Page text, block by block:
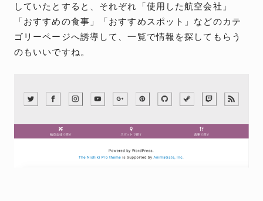
していたとすると、それぞれ「使用した航空会社」
「おすすめの食事」「おすすめスポット」などのカテ
ゴリーページへ誘導して、一覧で情報を探してもらう
のもいいですね。